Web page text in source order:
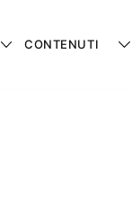
CONTENUTI